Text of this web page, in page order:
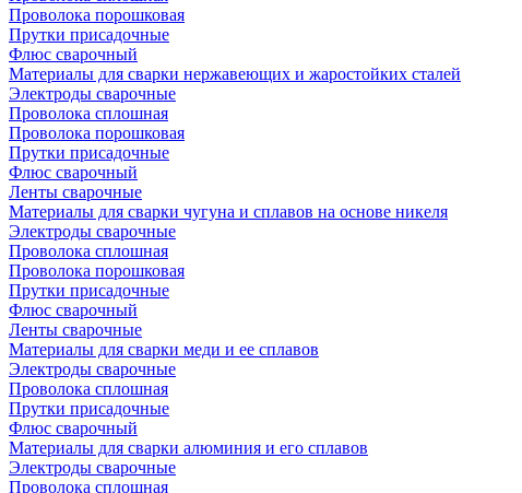
Проволока порошковая
Прутки присадочные
Флюс сварочный
Материалы для сварки нержавеющих и жаростойких сталей
Электроды сварочные
Проволока сплошная
Проволока порошковая
Прутки присадочные
Флюс сварочный
Ленты сварочные
Материалы для сварки чугуна и сплавов на основе никеля
Электроды сварочные
Проволока сплошная
Проволока порошковая
Прутки присадочные
Флюс сварочный
Ленты сварочные
Материалы для сварки меди и ее сплавов
Электроды сварочные
Проволока сплошная
Прутки присадочные
Флюс сварочный
Материалы для сварки алюминия и его сплавов
Электроды сварочные
Проволока сплошная